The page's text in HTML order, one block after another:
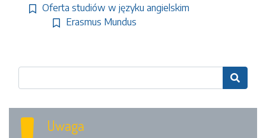
Oferta studiów w języku angielskim
Erasmus Mundus

Uwaga